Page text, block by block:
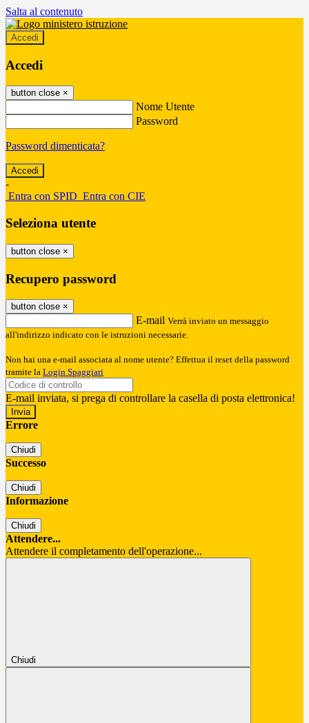
Salta al contenuto
Accedi
Accedi
button close ×
Nome Utente
Password
Password dimenticata?
-
Entra con SPID Entra con CIE
Seleziona utente
button close ×
Recupero password
button close ×
E-mail Verrà inviato un messaggio
all'indirizzo indicato con le istruzioni necessarie.
Non hai una e-mail associata al nome utente? Effettua il reset della password
tramite la Login Spaggiari
E-mail inviata, si prega di controllare la casella di posta elettronica!
Errore
Chiudi
Successo
Chiudi
Informazione
Chiudi
Attendere...
Attendere il completamento dell'operazione...
Chiudi